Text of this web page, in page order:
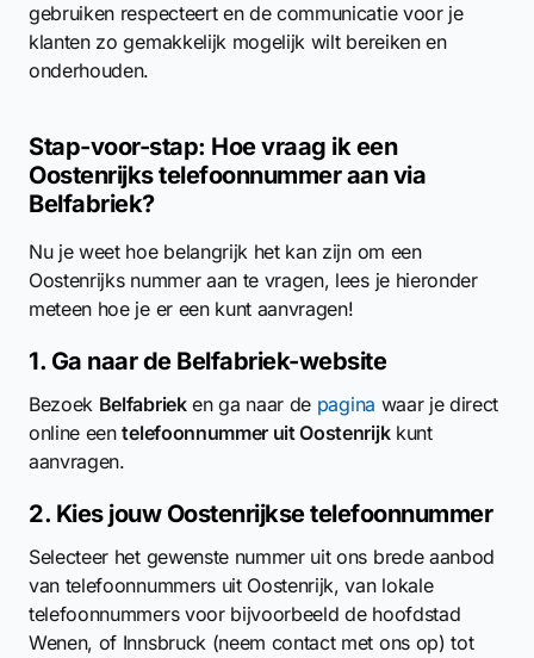
gebruiken respecteert en de communicatie voor je
klanten zo gemakkelijk mogelijk wilt bereiken en
onderhouden.
Stap-voor-stap: Hoe vraag ik een
Oostenrijks telefoonnummer aan via
Belfabriek?
Nu je weet hoe belangrijk het kan zijn om een
Oostenrijks nummer aan te vragen, lees je hieronder
meteen hoe je er een kunt aanvragen!
1. Ga naar de Belfabriek-website
Bezoek Belfabrieken ga naar de pagina waar je direct
online eentelefoonnummer uit Oostenrijkkunt
aanvragen.
2. Kies jouw Oostenrijkse telefoonnummer
Selecteer het gewenste nummer uit ons brede aanbod
van telefoonnummers uit Oostenrijk, van lokale
telefoonnummers voor bijvoorbeeld de hoofdstad
Wenen, of Innsbruck (neem contact met ons op) tot